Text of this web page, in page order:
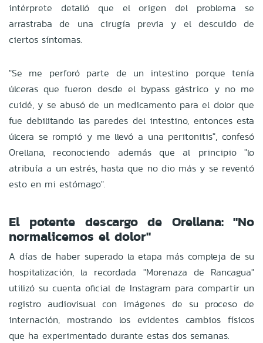
intérprete detalló que el origen del problema se
arrastraba de una cirugía previa y el descuido de
ciertos síntomas.
"Se me perforó parte de un intestino porque tenía
úlceras que fueron desde el bypass gástrico y no me
cuidé, y se abusó de un medicamento para el dolor que
fue debilitando las paredes del intestino, entonces esta
úlcera se rompió y me llevó a una peritonitis", confesó
Orellana, reconociendo además que al principio "lo
atribuía a un estrés, hasta que no dio más y se reventó
esto en mi estómago".
El potente descargo de Orellana: "No
normalicemos el dolor"
A días de haber superado la etapa más compleja de su
hospitalización, la recordada "Morenaza de Rancagua"
utilizó su cuenta oficial de Instagram para compartir un
registro audiovisual con imágenes de su proceso de
internación, mostrando los evidentes cambios físicos
que ha experimentado durante estas dos semanas.